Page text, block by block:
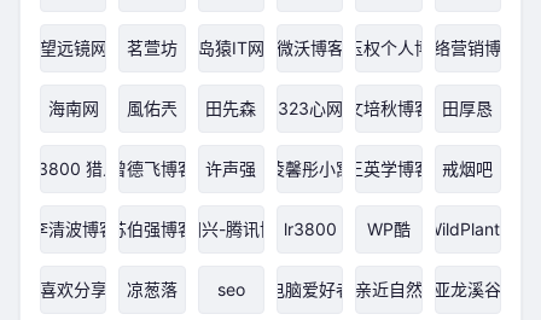
望远镜网 茗萱坊 岛猿IT网 微沃博客王玉权个人博客网络营销博客
海南网 風佑兲 田先森 323心网 文培秋博客 田厚恳
lr3800 猎人 曾德飞博客 许声强 凌馨彤小窝 王英学博客 戒烟吧
李清波博客 苏伯强博客潘国兴-腾讯博客lr3800 WP酷 WildPlants
喜欢分享 凉葱落 seo 电脑爱好者 亲近自然 亚龙溪谷